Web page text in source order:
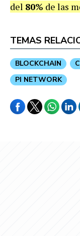
del 80% de las
TEMAS
BLOCKCHAIN
PI NETWORK